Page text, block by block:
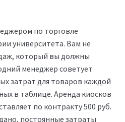
по торговле
университета. Вам не
который вы должны
менеджер советует
затрат для товаров каждой
в таблице. Аренда киосков
по контракту 500 руб.
постоянные затраты